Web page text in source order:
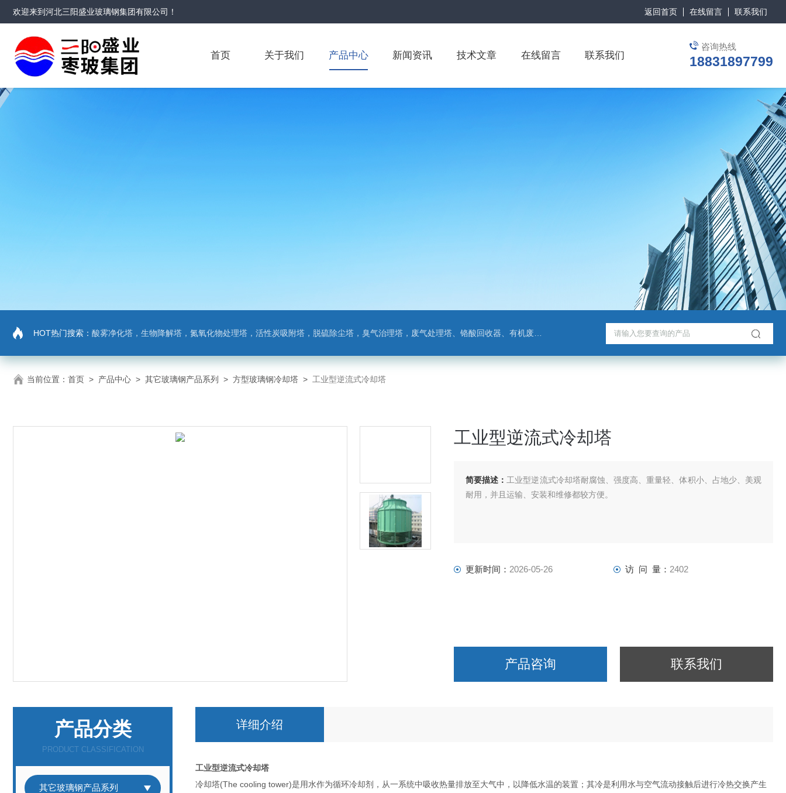
欢迎来到河北三阳盛业玻璃钢集团有限公司 ！ 返回首页 在线留言 联系我们
咨询热线
18831897799
首页 关于我们 产品中心 新闻资讯 技术文章 在线留言 联系我们
HOT热门搜索： 酸雾净化塔，生物降解塔，氮氧化物处理塔，活性炭吸附塔，脱硫除尘塔，臭气治理塔，废气处理塔、铬酸回收器、有机废气净化器，氨氮吹脱塔
当前位置： 首页 > 产品中心 > 其它玻璃钢产品系列 > 方型玻璃钢冷却塔 > 工业型逆流式冷却塔
工业型逆流式冷却塔
简要描述： 工业型逆流式冷却塔耐腐蚀、强度高、重量轻、体积小、占地少、美观
耐用，并且运输、安装和维修都较方便。
更新时间： 2026-05-26 访 问 量： 2402
产品咨询 联系我们
产品分类
PRODUCT CLASSIFICATION
其它玻璃钢产品系列
详细介绍
工业型逆流式冷却塔
冷却塔(The cooling tower)是用水作为循环冷却剂，从一系统中吸收热量排放至大气中，以降低水温的装置；其冷是利用水与空气流动接触后进行冷热交换产生